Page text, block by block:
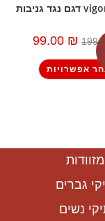
99.00 ₪
אפשרויות
מזוודות
גברים
נשים